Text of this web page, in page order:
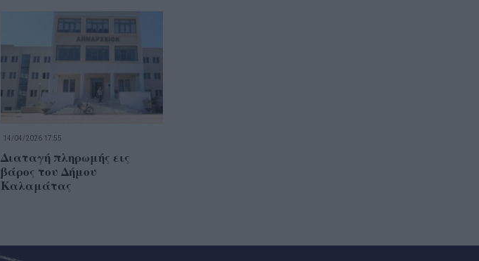
14/04/2026 17:55
Διαταγή πληρωμής εις
βάρος του Δήμου
Καλαμάτας